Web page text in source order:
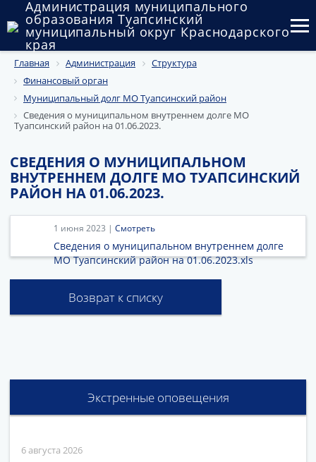
Администрация муниципального
образования Туапсинский
муниципальный округ Краснодарского
края
Округ
Администрация
Муниципальные закупки
Государственный и муниципальный контроль
Муниципальное имущество
Публичные слушания и общественные обсуждения
Документы
Главная Администрация
Структура
Финансовый орган
Муниципальный долг МО Туапсинский район
Сведения о муниципальном внутреннем долге МО
Туапсинский район на 01.06.2023.
СВЕДЕНИЯ О МУНИЦИПАЛЬНОМ
ВНУТРЕННЕМ ДОЛГЕ МО ТУАПСИНСКИЙ
РАЙОН НА 01.06.2023.
1 июня 2023 | Смотреть
Сведения о муниципальном внутреннем долге
МО Туапсинский район на 01.06.2023.xls
Возврат к списку
Экстренные оповещения
6 августа 2026